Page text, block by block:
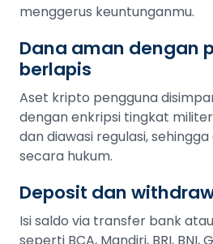
menggerus keuntunganmu.
Dana aman dengan
berlapis
Aset kripto pengguna
dengan enkripsi tingkat
dan diawasi regulasi,
secara hukum.
Deposit dan
Isi saldo via transfer bank